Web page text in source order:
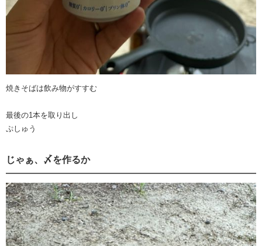
焼きそばは飲み物がすすむ
最後の1本を取り出し
ぷしゅう
じゃぁ、〆を作るか